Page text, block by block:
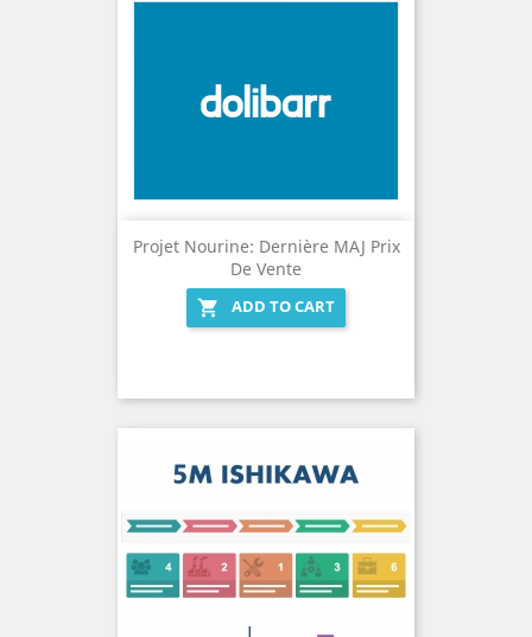
Projet Nourine: Dernière MAJ Prix
De Vente

ADD TO CART